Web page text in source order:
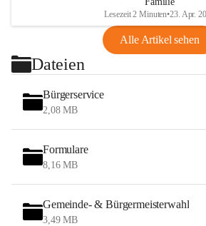
Lesezeit 2 Minuten•23. Apr.
Alle Artikel sehen
Dateien
Bürgerservice
2,08 MB
Formulare
8,16 MB
Gemeinde- & Bürgermeisterwahl
3,49 MB